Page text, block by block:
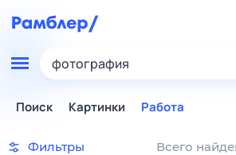
фотография
Поиск Картинки Работа
Фильтры Всего